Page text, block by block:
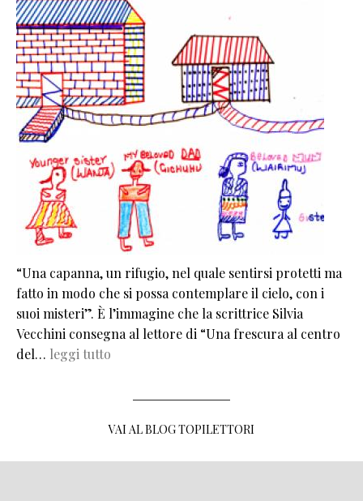
“Una capanna, un rifugio, nel quale sentirsi protetti ma
fatto in modo che si possa contemplare il cielo, con i
suoi misteri”. È l’immagine che la scrittrice Silvia
Vecchini consegna al lettore di “Una frescura al centro
del… leggi tutto
VAI AL BLOG TOPILETTORI